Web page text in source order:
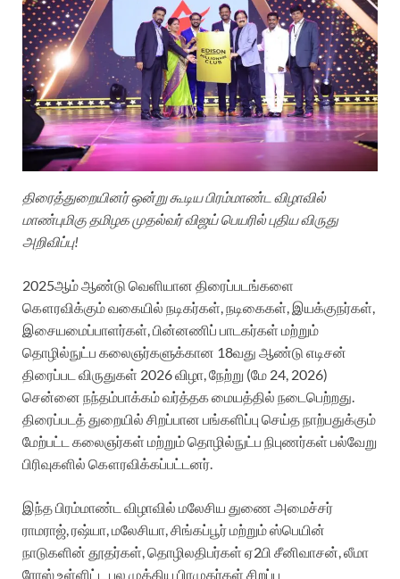
திரைத்துறையினர் ஒன்று கூடிய பிரம்மாண்ட விழாவில்
மாண்புமிகு தமிழக முதல்வர் விஜய் பெயரில் புதிய விருது
அறிவிப்பு!
2025ஆம் ஆண்டு வெளியான திரைப்படங்களை
கௌரவிக்கும் வகையில் நடிகர்கள், நடிகைகள், இயக்குநர்கள்,
இசையமைப்பாளர்கள், பின்னணிப் பாடகர்கள் மற்றும்
தொழில்நுட்ப கலைஞர்களுக்கான 18வது ஆண்டு எடிசன்
திரைப்பட விருதுகள் 2026 விழா, நேற்று (மே 24, 2026)
சென்னை நந்தம்பாக்கம் வர்த்தக மையத்தில் நடைபெற்றது.
திரைப்படத் துறையில் சிறப்பான பங்களிப்பு செய்த நாற்பதுக்கும்
மேற்பட்ட கலைஞர்கள் மற்றும் தொழில்நுட்ப நிபுணர்கள் பல்வேறு
பிரிவுகளில் கௌரவிக்கப்பட்டனர்.
இந்த பிரம்மாண்ட விழாவில் மலேசிய துணை அமைச்சர்
ராமராஜ், ரஷ்யா, மலேசியா, சிங்கப்பூர் மற்றும் ஸ்பெயின்
நாடுகளின் தூதர்கள், தொழிலதிபர்கள் ஏ2பி சீனிவாசன், லீமா
ரோஸ் உள்ளிட்ட பல முக்கிய பிரமுகர்கள் சிறப்பு